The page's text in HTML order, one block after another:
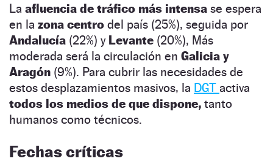
La afluencia de tráfico más intensa se espera
en la zona centro del país (25%), seguida por
Andalucía (22%) y Levante (20%), Más
moderada será la circulación en Galicia y
Aragón (9%). Para cubrir las necesidades de
estos desplazamientos masivos, la DGT activa
todos los medios de que dispone, tanto
humanos como técnicos.
Fechas críticas